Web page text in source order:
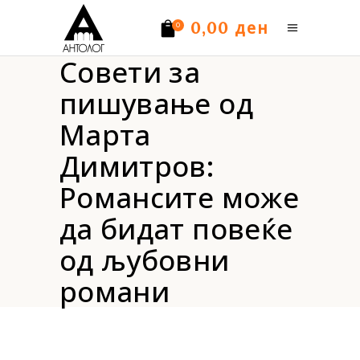
0 0,00 ден
Нема производи.
Совети за
пишување од
Марта
Димитров:
Романсите може
да бидат повеќе
од љубовни
романи